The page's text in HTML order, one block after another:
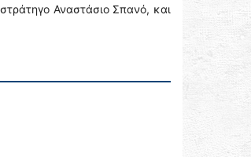
Αναστάσιο Σπανό, και